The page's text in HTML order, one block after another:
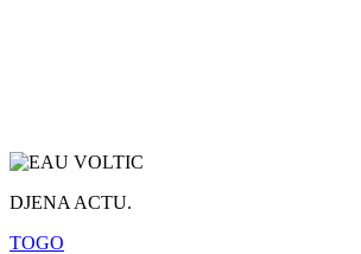
DJENA ACTU.
TOGO